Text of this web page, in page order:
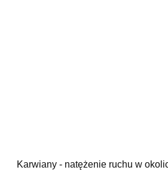
Karwiany - natężenie ruchu w